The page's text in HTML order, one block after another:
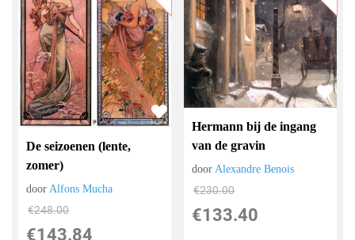
De seizoenen (lente,
zomer)
door Alfons Mucha
€248.00
€143.84
Hermann bij de ingang
van de gravin
door Alexandre Benois
€230.00
€133.40